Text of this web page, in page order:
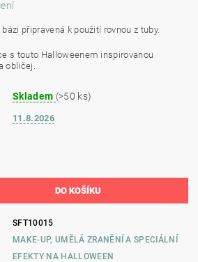
připravená k použití rovnou z tuby.
s touto Halloweenem inspirovanou
obličej.
Skladem (>50 ks)
11.8.2026
SFT10015
MAKE-UP, UMĚLÁ ZRANĚNÍ A SPECIÁLNÍ
EFEKTY NA HALLOWEEN